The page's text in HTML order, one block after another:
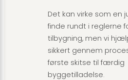
Det kan virke som en
finde rundt i reglerne
tilbygning, men vi
sikkert gennem
første skitse til færdig
byggetilladelse.